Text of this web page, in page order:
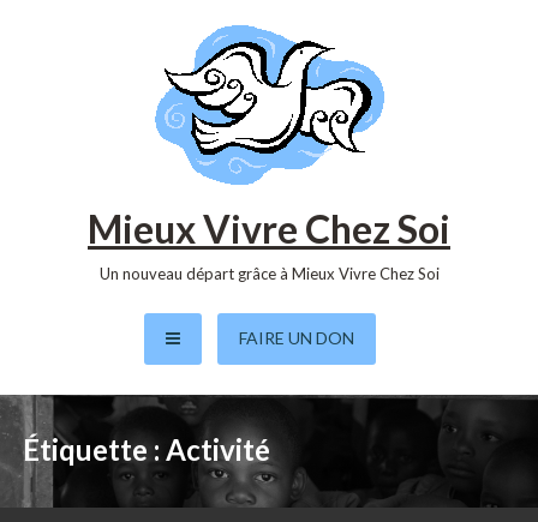
Mieux Vivre Chez Soi
Un nouveau départ grâce à Mieux Vivre Chez Soi
FAIRE UN DON
Étiquette :Activité